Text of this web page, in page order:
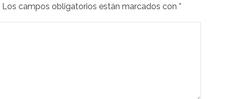
Los campos obligatorios están marcados con *